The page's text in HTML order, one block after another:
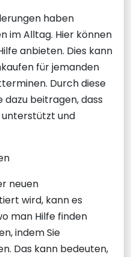
haben
im Alltag. Hier können
anbieten. Dies kann
für jemanden
Durch diese
dazu beitragen, dass
und
neuen
wird, kann es
man Hilfe finden
indem Sie
Das kann bedeuten,